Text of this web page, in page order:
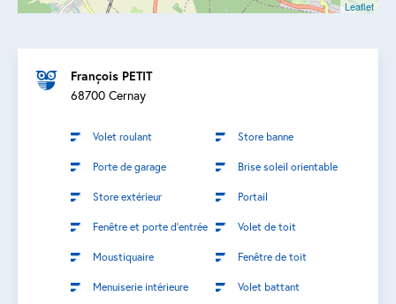
Leaflet
François PETIT
68700 Cernay
Volet roulant Store banne
Porte de garage Brise soleil orientable
Store extérieur Portail
Fenêtre et porte d’entrée Volet de toit
Moustiquaire Fenêtre de toit
Menuiserie intérieure Volet battant